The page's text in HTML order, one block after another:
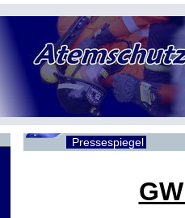
Pressespiegel